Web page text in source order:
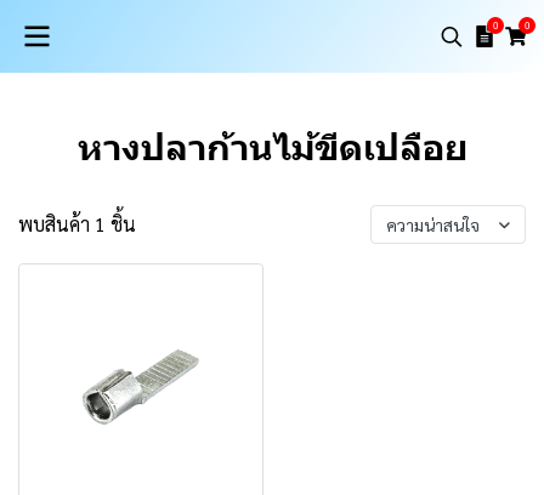
0 0
หางปลาก้านไม้ขีดเปลือย
พบสินค้า 1 ชิ้น ความน่าสนใจ